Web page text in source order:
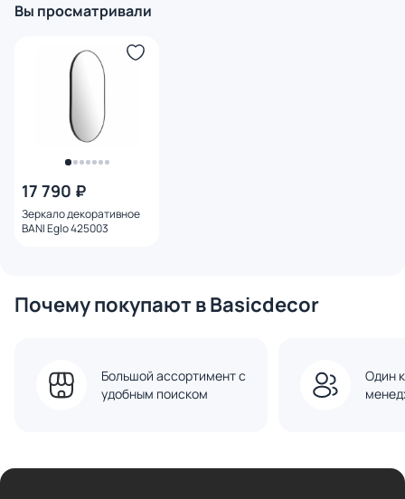
Вы просматривали
17 790 ₽
Зеркало декоративное
BANI Eglo 425003
Почему покупают в Basicdecor
Большой ассортимент с
удобным поиском
Один